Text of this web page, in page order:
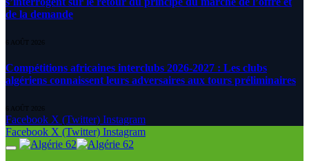
de la demande
6 AOÛT 2026
Compétitions africaines interclubs 2026-2027 : Les clubs
algériens connaissent leurs adversaires aux tours préliminaires
6 AOÛT 2026
Facebook X (Twitter) Instagram
Facebook X (Twitter) Instagram